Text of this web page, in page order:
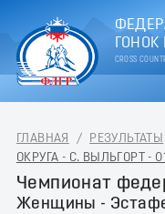
CROSS
ГЛАВНАЯ / РЕЗУЛЬТАТЫ
ОКРУГА - С. ВЫЛЬГОРТ -
Чемпионат
Женщины -